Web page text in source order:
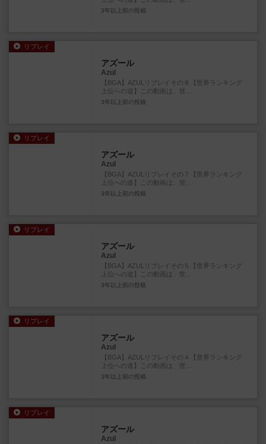
3年以上前 の投稿
リプレイ
アズール
Azul
【BGA】AZULリプレイその８【世界ランキング
上位への道】この動画は、世...
3年以上前 の投稿
リプレイ
アズール
Azul
【BGA】AZULリプレイその７【世界ランキング
上位への道】この動画は、世...
3年以上前 の投稿
リプレイ
アズール
Azul
【BGA】AZULリプレイその５【世界ランキング
上位への道】この動画は、世...
3年以上前 の投稿
リプレイ
アズール
Azul
【BGA】AZULリプレイその４【世界ランキング
上位への道】この動画は、世...
3年以上前 の投稿
リプレイ
アズール
Azul